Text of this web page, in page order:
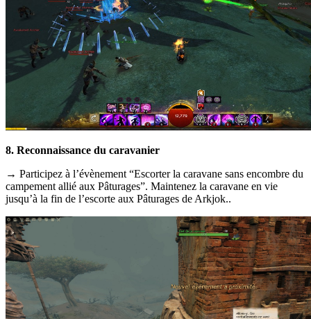
8. Reconnaissance du caravanier
→ Participez à l’évènement “Escorter la caravane sans encombre du
campement allié aux Pâturages”. Maintenez la caravane en vie
jusqu’à la fin de l’escorte aux Pâturages de Arkjok..